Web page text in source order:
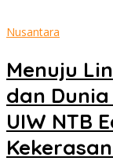
Nusantara
Menuju
dan
UIW NTB